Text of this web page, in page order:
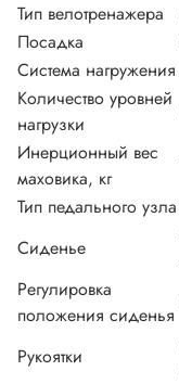
Тип велотренажера
Посадка
Система нагружения
Количество уровней
нагрузки
Инерционный вес
маховика, кг
Тип педального узла
Сиденье
Регулировка
положения сиденья
Рукоятки